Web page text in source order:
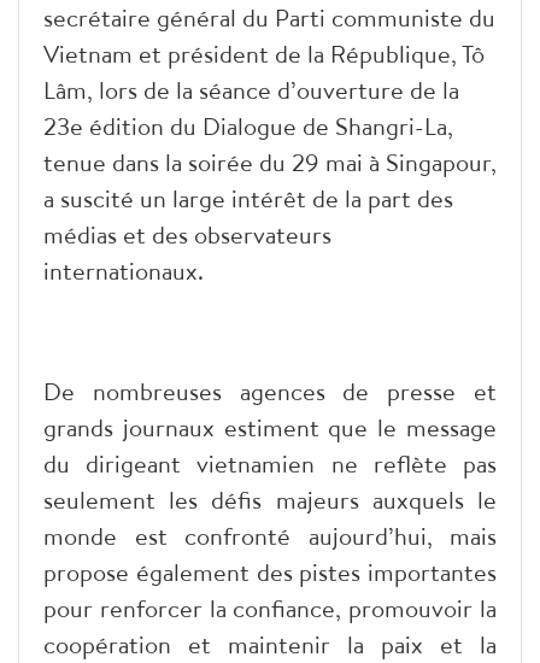
secrétaire général du Parti communiste du
Vietnam et président de la République, Tô
Lâm, lors de la séance d’ouverture de la
23e édition du Dialogue de Shangri-La,
tenue dans la soirée du 29 mai à Singapour,
a suscité un large intérêt de la part des
médias et des observateurs
internationaux.
De nombreuses agences de presse et
grands journaux estiment que le message
du dirigeant vietnamien ne reflète pas
seulement les défis majeurs auxquels le
monde est confronté aujourd’hui, mais
propose également des pistes importantes
pour renforcer la confiance, promouvoir la
coopération et maintenir la paix et la